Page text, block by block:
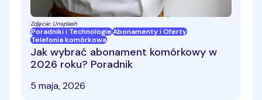
Zdjęcie: Unsplash
Poradniki i TechnologieAbonamenty i Oferty
Telefonia komórkowa
Jak wybrać abonament komórkowy w
2026 roku? Poradnik
5 maja, 2026